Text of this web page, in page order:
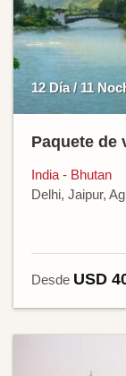
12 Día / 11
Paquete de
India - Bhutan
Delhi, Jaipur,
Desde USD